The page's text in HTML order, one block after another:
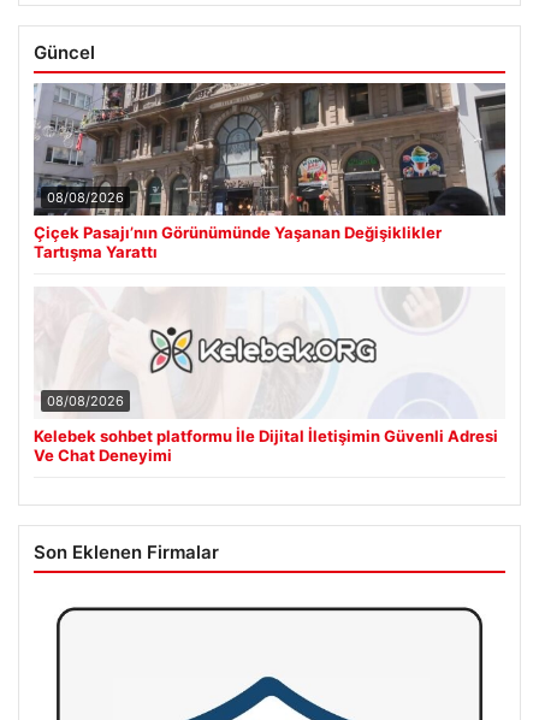
Güncel
08/08/2026
Çiçek Pasajı’nın Görünümünde Yaşanan Değişiklikler
Tartışma Yarattı
08/08/2026
Kelebek sohbet platformu İle Dijital İletişimin Güvenli Adresi
Ve Chat Deneyimi
Son Eklenen Firmalar